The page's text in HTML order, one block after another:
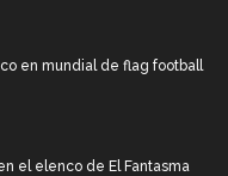
en mundial de flag football
el elenco de El Fantasma